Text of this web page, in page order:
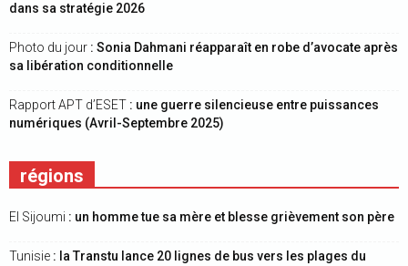
dans sa stratégie 2026
Photo du jour : Sonia Dahmani réapparaît en robe d’avocate après
sa libération conditionnelle
Rapport APT d’ESET : une guerre silencieuse entre puissances
numériques (Avril-Septembre 2025)
régions
El Sijoumi : un homme tue sa mère et blesse grièvement son père
Tunisie : la Transtu lance 20 lignes de bus vers les plages du